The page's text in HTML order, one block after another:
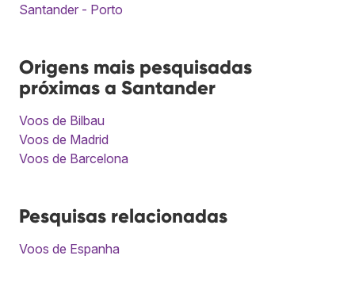
Santander - Porto
Origens mais pesquisadas
próximas a Santander
Voos de Bilbau
Voos de Madrid
Voos de Barcelona
Pesquisas relacionadas
Voos de Espanha